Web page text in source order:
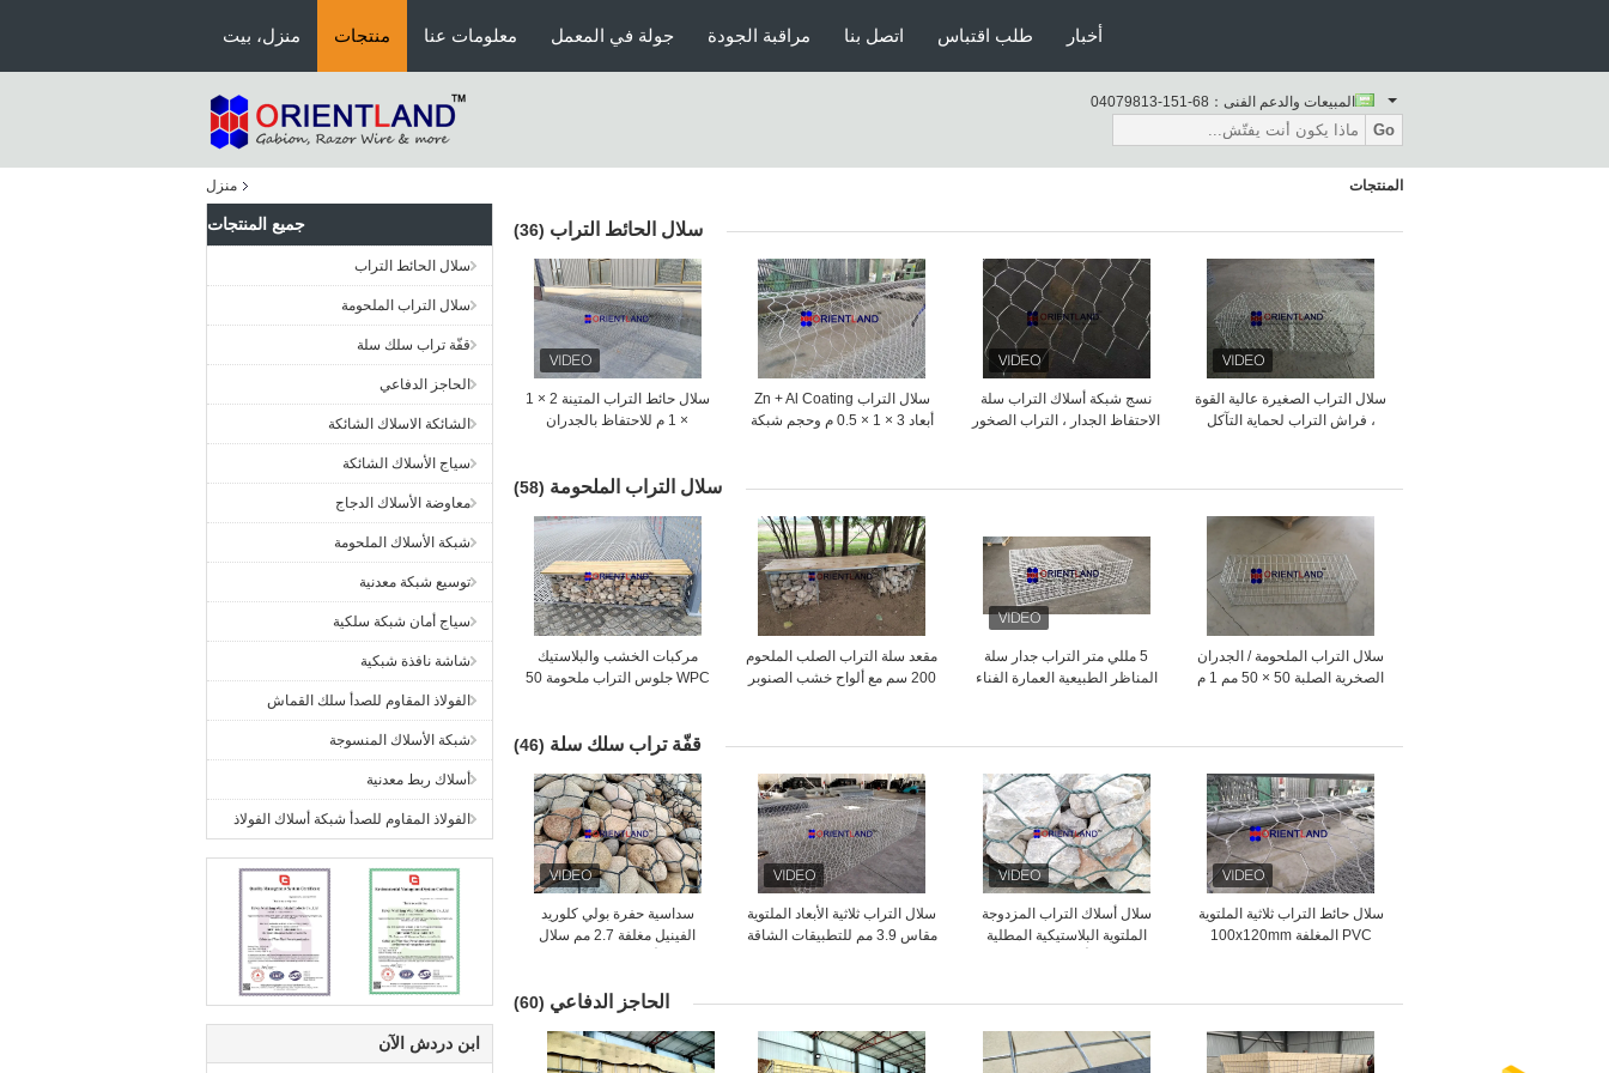
منزل، بيت منتجات معلومات عنا جولة في المعمل مراقبة الجودة اتصل بنا طلب اقتباس أخبار
المبيعات والدعم الفنى： 86-151-31897040
Go
منزل المنتجات
جميع المنتجات
سلال الحائط التراب
سلال التراب الملحومة
قفّة تراب سلك سلة
الحاجز الدفاعي
الشائكة الاسلاك الشائكة
سياج الأسلاك الشائكة
معاوضة الأسلاك الدجاج
شبكة الأسلاك الملحومة
توسيع شبكة معدنية
سياج أمان شبكة سلكية
شاشة نافذة شبكية
الفولاذ المقاوم للصدأ سلك القماش
شبكة الأسلاك المنسوجة
أسلاك ربط معدنية
الفولاذ المقاوم للصدأ شبكة أسلاك الفولاذ
ابن دردش الآن
سلال الحائط التراب (36)
سلال حائط التراب المتينة 2 × 1
× 1 م للاحتفاظ بالجدران
سلال التراب Zn + Al Coating
أبعاد 3 × 1 × 0.5 م وحجم شبكة
نسج شبكة أسلاك التراب سلة
الاحتفاظ الجدار ، التراب الصخور
سلال التراب الصغيرة عالية القوة
، فراش التراب لحماية التآكل
سلال التراب الملحومة (58)
مركبات الخشب والبلاستيك
WPC جلوس التراب ملحومة 50
مقعد سلة التراب الصلب الملحوم
200 سم مع ألواح خشب الصنوبر
5 مللي متر التراب جدار سلة
المناظر الطبيعية العمارة الفناء
سلال التراب الملحومة / الجدران
الصخرية الصلبة 50 × 50 مم 1 م
قفّة تراب سلك سلة (46)
سداسية حفرة بولي كلوريد
الفينيل مغلفة 2.7 مم سلال
سلال التراب ثلاثية الأبعاد الملتوية
مقاس 3.9 مم للتطبيقات الشاقة
سلال أسلاك التراب المزدوجة
الملتوية البلاستيكية المطلية
سلال حائط التراب ثلاثية الملتوية
PVC المغلفة 100x120mm
الحاجز الدفاعي (60)